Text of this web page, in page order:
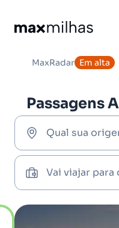
MaxRadar Em alta
Passagens
Qual sua
Vai viajar para